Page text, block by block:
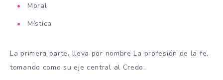
Moral
Mística
La primera parte, lleva por nombre La profesión de la fe,
tomando como su eje central al Credo.